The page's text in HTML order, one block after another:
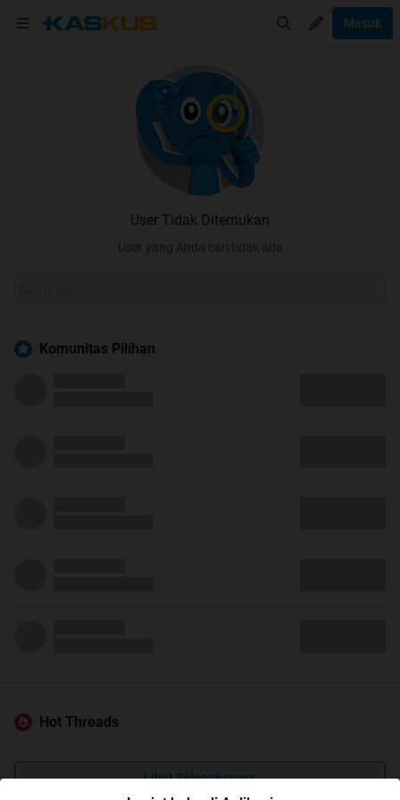
Masuk
User Tidak Ditemukan
User yang Anda cari tidak ada
Komunitas Pilihan
Hot Threads
Lihat Selengkapnya